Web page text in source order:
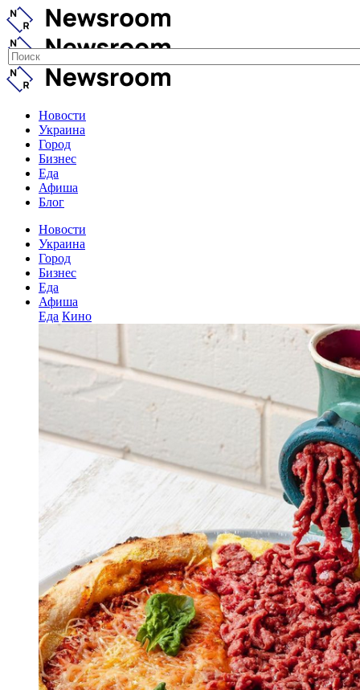
Новости
Украина
Город
Бизнес
Еда
Афиша
Блог
Новости
Украина
Город
Бизнес
Еда
Афиша
Еда Кино